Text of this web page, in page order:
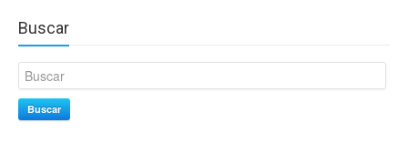
Buscar
Buscar